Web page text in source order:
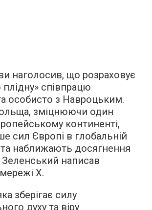
наголосив, що розраховує
плідну» співпрацю
особисто з Навроцьким.
зміцнюючи один
континенті,
сил Європі в глобальній
та наближають досягнення
написав
Х.
зберігає силу
духу та віру